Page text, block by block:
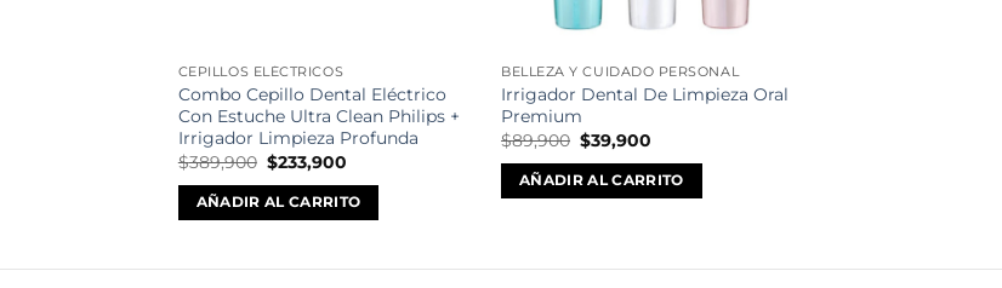
CEPILLOS ELÉCTRICOS
Combo Cepillo Dental Eléctrico
Con Estuche Ultra Clean Philips +
Irrigador Limpieza Profunda
$389,900 El
precio
original
era:
$233,900
actual
es:
AÑADIR AL CARRITO
BELLEZA Y CUIDADO PERSONAL
Irrigador Dental De Limpieza Oral
Premium
$89,900 El
precio
original
era:
$39,900
actual
es:
AÑADIR AL CARRITO